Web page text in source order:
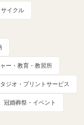
サイクル
ー・教育・教習所
ジオ・プリントサービス
冠婚葬祭・イベント